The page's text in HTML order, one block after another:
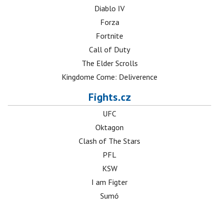
Diablo IV
Forza
Fortnite
Call of Duty
The Elder Scrolls
Kingdome Come: Deliverence
Fights.cz
UFC
Oktagon
Clash of The Stars
PFL
KSW
I am Figter
Sumó